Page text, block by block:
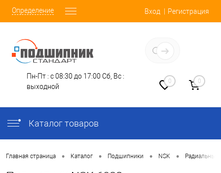
Определение Вход Регистрация
Пн-Пт : с 08:30 до 17:00 Сб, Вс :
выходной
0 0
Каталог товаров
Главная страница • Каталог • Подшипники • NSK •